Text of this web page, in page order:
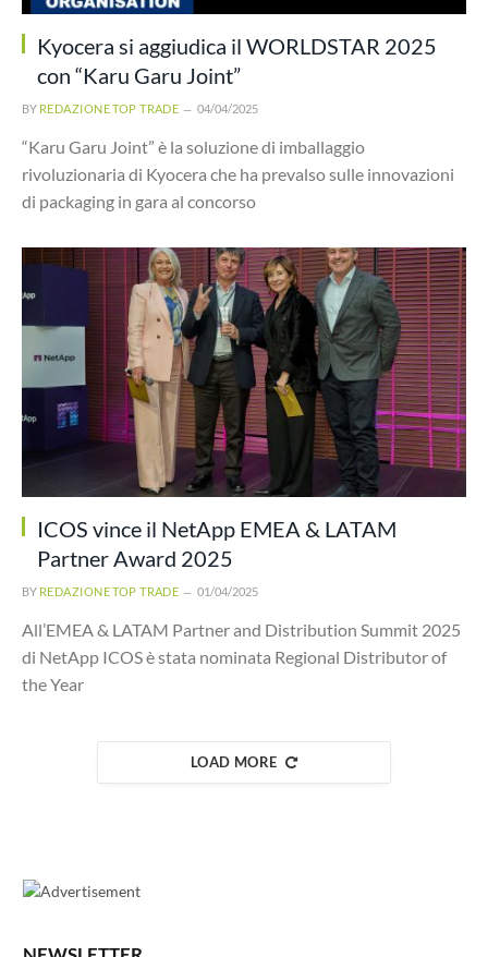
Kyocera si aggiudica il WORLDSTAR 2025
con “Karu Garu Joint”
BY REDAZIONE TOP TRADE 04/04/2025
“Karu Garu Joint” è la soluzione di imballaggio
rivoluzionaria di Kyocera che ha prevalso sulle innovazioni
di packaging in gara al concorso
ICOS vince il NetApp EMEA & LATAM
Partner Award 2025
BY REDAZIONE TOP TRADE 01/04/2025
All’EMEA & LATAM Partner and Distribution Summit 2025
di NetApp ICOS è stata nominata Regional Distributor of
the Year
LOAD MORE